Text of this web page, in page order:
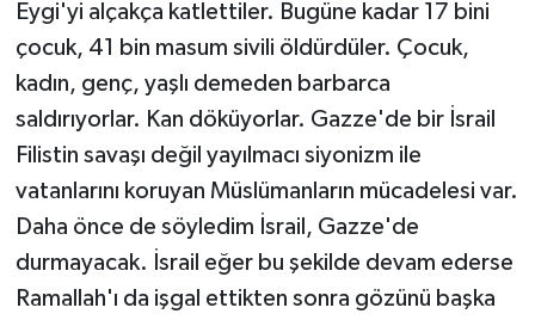
Eygi'yi alçakça katlettiler. Bugüne kadar 17 bini
çocuk, 41 bin masum sivili öldürdüler. Çocuk,
kadın, genç, yaşlı demeden barbarca
saldırıyorlar. Kan döküyorlar. Gazze'de bir İsrail
Filistin savaşı değil yayılmacı siyonizm ile
vatanlarını koruyan Müslümanların mücadelesi var.
Daha önce de söyledim İsrail, Gazze'de
durmayacak. İsrail eğer bu şekilde devam ederse
Ramallah'ı da işgal ettikten sonra gözünü başka